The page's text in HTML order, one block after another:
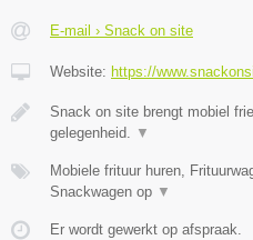
E-mail › Snack on site
Website: https://
Snack on site brengt mobiel
gelegenheid. ▼
Mobiele frituur huren,
Snackwagen op ▼
Er wordt gewerkt op afspraak.